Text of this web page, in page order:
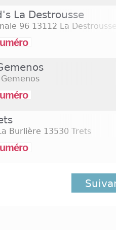
La Destrousse
96 13112 La
Burlière 13530 Trets